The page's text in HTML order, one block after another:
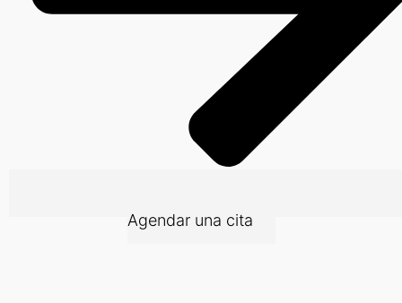
Agendar una cita